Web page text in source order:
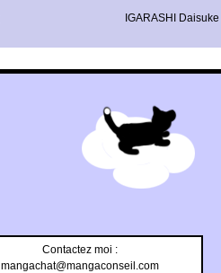
IGARASHI Daisuke
Contactez moi :
mangachat@mangaconseil.com